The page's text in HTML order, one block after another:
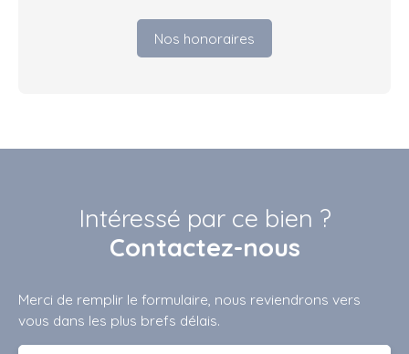
Nos honoraires
Intéressé par ce bien ?
Contactez-nous
Merci de remplir le formulaire, nous reviendrons vers
vous dans les plus brefs délais.